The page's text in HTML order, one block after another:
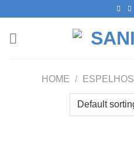
content
HOME / ESPELHOS